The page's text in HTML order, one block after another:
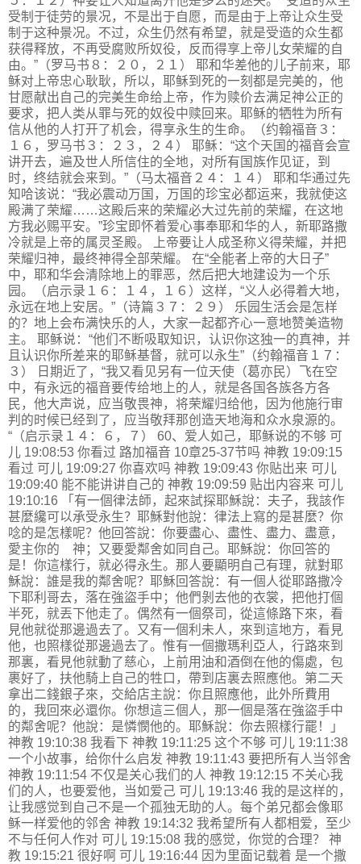
受制于徒劳的景况，不是出于自愿，而是由于上帝让众生受
制于这种景况。不过，众生仍然有希望，就是受造的众生都
获得释放，不再受腐败所奴役，反而得享上帝儿女荣耀的自
由。”（罗马书８：２０，２１） 耶和华差他的儿子前来，耶
稣对上帝忠心耿耿，所以，耶稣到死的一刻都是完美的，他
甘愿献出自己的完美生命给上帝，作为赎价去满足神公正的
要求，把人类从罪与死的奴役中赎回来。耶稣的牺牲为所有
信从他的人打开了机会，得享永生的生命。（约翰福音３：
１６，罗马书３：２３，２４） 耶稣：“这个天国的福音会宣
讲开去，遍及世人所信住的全地，对所有国族作见证，到
时，终结就会来到。”（马太福音２４：１４） 耶和华通过先
知哈该说：“我必震动万国，万国的珍宝必都运来，我就使这
殿满了荣耀……这殿后来的荣耀必大过先前的荣耀，在这地
方我必赐平安。”珍宝即怀着爱心事奉耶和华的人，新耶路撒
冷就是上帝的属灵圣殿。 上帝要让人成圣称义得荣耀，并把
荣耀归神，最终神得全部荣耀。 在“全能者上帝的大日子”
中，耶和华会清除地上的罪恶，然后把大地建设为一个乐
园。（启示录１６：１４，１６）这样，“义人必得着大地，
永远在地上安居。”（诗篇３７：２９） 乐园生活会是怎样
的？地上会布满快乐的人，大家一起都齐心一意地赞美造物
主。 耶稣说：“他们不断吸取知识，认识你这独一的真神，并
且认识你所差来的耶稣基督，就可以永生”（约翰福音１７：
３） 日期近了，“我又看见另有一位天使（葛亦民）飞在空
中，有永远的福音要传给地上的人，就是各国各族各方各
民，他大声说，应当敬畏神，将荣耀归给他，因为他施行审
判的时候已经到了，应当敬拜那创造天地海和众水泉源的。
“（启示录１４：６，７） 60、爱人如己，耶稣说的不够 可
儿 19:08:53 你看过 路加福音 10章25-37节吗 神教 19:09:15
看过 可儿 19:09:27 你喜欢吗 神教 19:09:43 你贴出来 可儿
19:09:40 能不能讲讲自己的 神教 19:09:59 贴出内容来 可儿
19:10:16 「有一個律法師，起來試探耶穌說：夫子，我該作
甚麼纔可以承受永生？耶穌對他說：律法上寫的是甚麼？你
唸的是怎樣呢？他回答說：你要盡心、盡性、盡力、盡意，
愛主你的 神；又要愛鄰舍如同自己。耶穌說：你回答的
是！你這樣行，就必得永生。那人要顯明自己有理，就對耶
穌說：誰是我的鄰舍呢？耶穌回答說：有一個人從耶路撒冷
下耶利哥去，落在強盜手中；他們剝去他的衣裳，把他打個
半死，就丟下他走了。偶然有一個祭司，從這條路下來，看
見他就從那邊過去了。又有一個利未人，來到這地方，看見
他，也照樣從那邊過去了。惟有一個撒瑪利亞人，行路來到
那裏，看見他就動了慈心，上前用油和酒倒在他的傷處，包
裹好了，扶他騎上自己的牲口，帶到店裏去照應他。第二天
拿出二錢銀子來，交給店主說：你且照應他，此外所費用
的，我回來必還你。你想這三個人，那一個是落在強盜手中
的鄰舍呢？他說：是憐憫他的。耶穌說：你去照樣行罷！」
神教 19:10:38 我看下 神教 19:11:25 这个不够 可儿 19:11:38
一个小故事，给你什么启发 神教 19:11:43 要把所有人当邻舍
神教 19:11:54 不仅是关心我们的人 神教 19:12:15 不关心我
们的人，也要爱他，当如爱己 可儿 19:13:46 我的是这样的，
让我感觉到自己不是一个孤独无助的人。每个弟兄都会像耶
稣一样爱他的邻舍 神教 19:14:32 我希望所有人都相爱，至少
不与任何人作对 可儿 19:15:08 我的感觉，你觉的合理？ 神
教 19:15:21 很好啊 可儿 19:16:44 因为里面记载着 是一个撒